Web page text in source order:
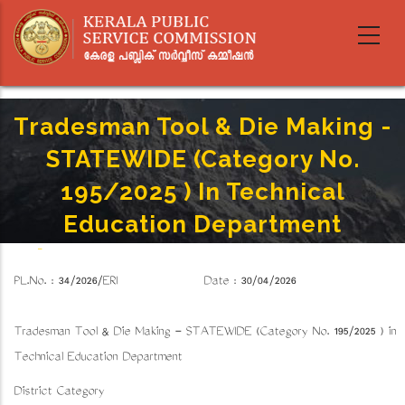
main
content
Tradesman Tool & Die Making -
STATEWIDE (Category No.
195/2025 ) In Technical
Education Department
-
Department
PL.No. : 34/2026/ERI Date : 30/04/2026
Tradesman Tool & Die Making - STATEWIDE (Category No. 195/2025 ) in
Technical Education Department
District Category